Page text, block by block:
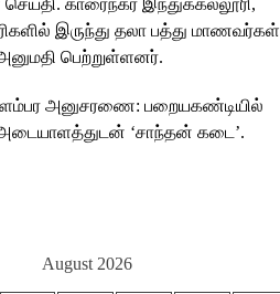
இருந்து தலா பத்து மாணவர்கள்
பெற்றுள்ளனர்.
அனுசரணை: பறையகண்டியில்
‘சாந்தன் கடை’.
August 2026